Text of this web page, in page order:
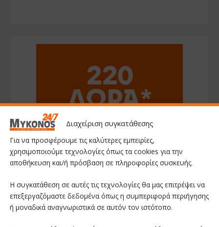
Διαχείριση συγκατάθεσης
Για να προσφέρουμε τις καλύτερες εμπειρίες,
χρησιμοποιούμε τεχνολογίες όπως τα cookies για την
αποθήκευση και/ή πρόσβαση σε πληροφορίες συσκευής.
Η συγκατάθεση σε αυτές τις τεχνολογίες θα μας επιτρέψει να
επεξεργαζόμαστε δεδομένα όπως η συμπεριφορά περιήγησης
ή μοναδικά αναγνωριστικά σε αυτόν τον ιστότοπο.